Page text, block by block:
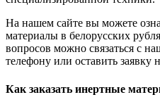
На нашем сайте вы можете
материалы в белорусских
вопросов можно связаться с
телефону или оставить заявку
Как заказать инертные